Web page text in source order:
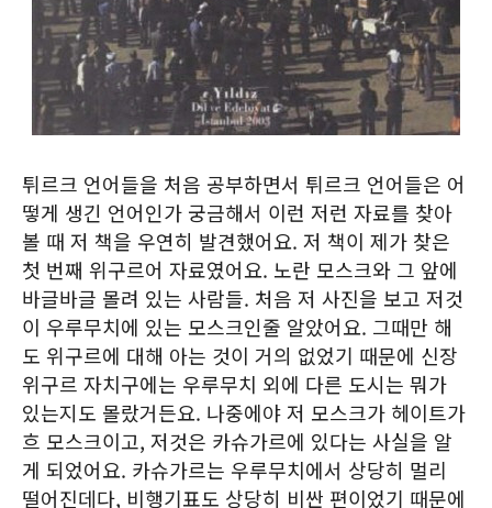
튀르크 언어들을 처음 공부하면서 튀르크 언어들은 어
떻게 생긴 언어인가 궁금해서 이런 저런 자료를 찾아
볼 때 저 책을 우연히 발견했어요. 저 책이 제가 찾은
첫 번째 위구르어 자료였어요. 노란 모스크와 그 앞에
바글바글 몰려 있는 사람들. 처음 저 사진을 보고 저것
이 우루무치에 있는 모스크인줄 알았어요. 그때만 해
도 위구르에 대해 아는 것이 거의 없었기 때문에 신장
위구르 자치구에는 우루무치 외에 다른 도시는 뭐가
있는지도 몰랐거든요. 나중에야 저 모스크가 헤이트가
흐 모스크이고, 저것은 카슈가르에 있다는 사실을 알
게 되었어요. 카슈가르는 우루무치에서 상당히 멀리
떨어진데다, 비행기표도 상당히 비싼 편이었기 때문에